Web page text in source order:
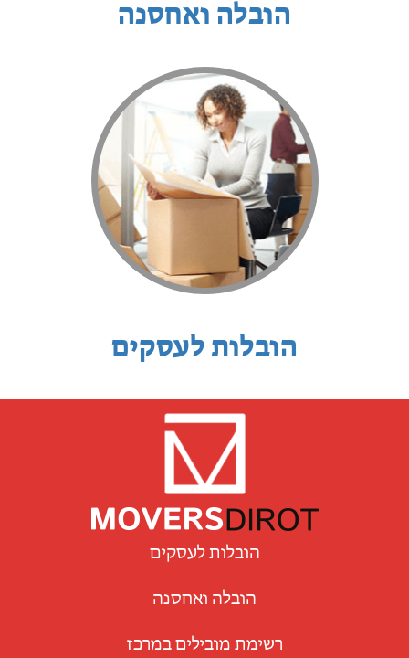
הובלה ואחסנה
הובלות לעסקים
הובלות לעסקים
הובלה ואחסנה
רשימת מובילים במרכז